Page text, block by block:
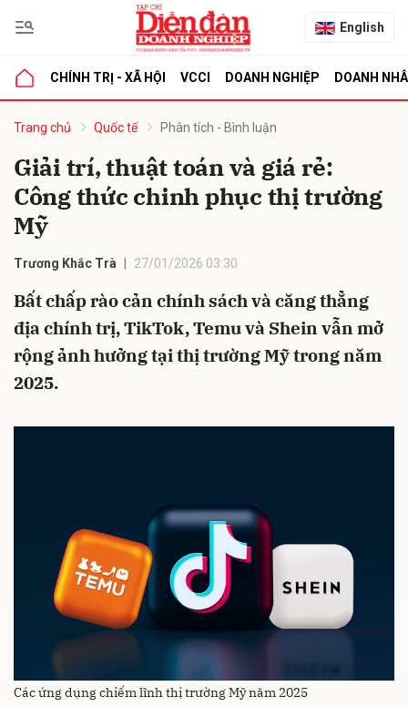
English
CHÍNH TRỊ - XÃ HỘI VCCI DOANH NGHIỆP DOANH
Trang chủ Quốc tế Phân tích - Bình luận
Giải trí, thuật toán và giá rẻ:
Công thức chinh phục thị trường
Mỹ
Trương Khắc Trà 27/01/2026 03:30
Bất chấp rào cản chính sách và căng thẳng
địa chính trị, TikTok, Temu và Shein vẫn mở
rộng ảnh hưởng tại thị trường Mỹ trong năm
2025.
Các ứng dụng chiếm lĩnh thị trường Mỹ năm 2025
luận
Hủy